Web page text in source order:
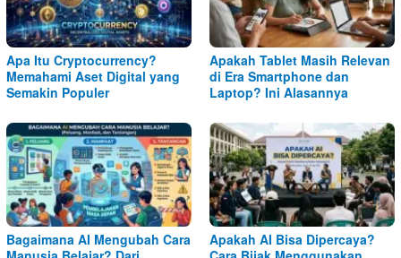
Apa Itu Cryptocurrency?
Memahami Aset Digital yang
Semakin Populer
Apakah Tablet Masih Relevan
di Era Smartphone dan
Laptop? Ini Alasannya
Bagaimana AI Mengubah Cara
Apakah AI Bisa Dipercaya?